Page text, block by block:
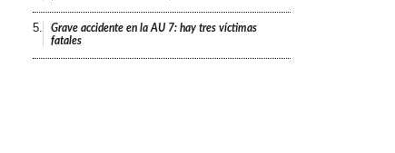
5.
Grave accidente en la AU 7: hay tres víctimas
fatales